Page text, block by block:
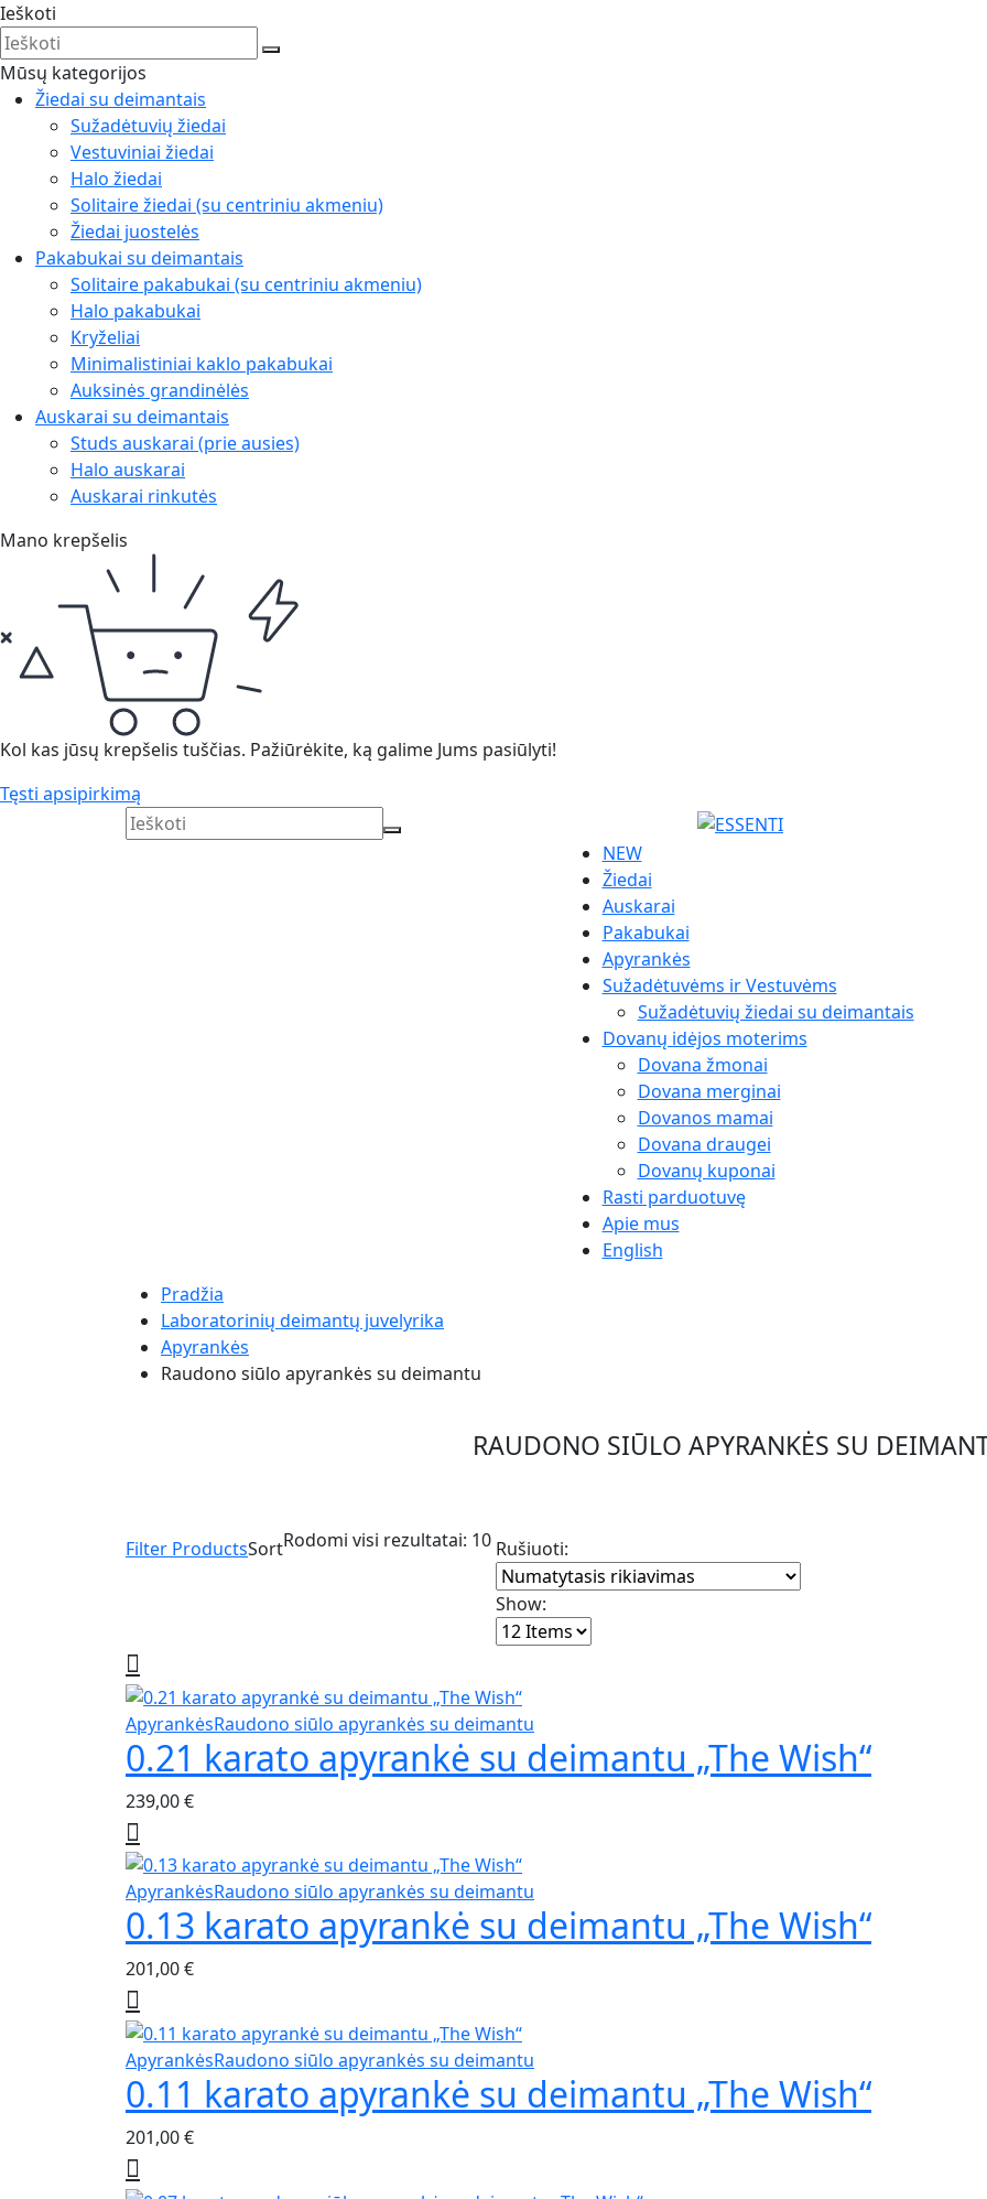
Ieškoti
Mūsų kategorijos
Žiedai su deimantais
Sužadėtuvių žiedai
Vestuviniai žiedai
Halo žiedai
Solitaire žiedai (su centriniu akmeniu)
Žiedai juostelės
Pakabukai su deimantais
Solitaire pakabukai (su centriniu akmeniu)
Halo pakabukai
Kryželiai
Minimalistiniai kaklo pakabukai
Auksinės grandinėlės
Auskarai su deimantais
Studs auskarai (prie ausies)
Halo auskarai
Auskarai rinkutės
Mano krepšelis
Kol kas jūsų krepšelis tuščias. Pažiūrėkite, ką galime Jums pasiūlyti!
Tęsti apsipirkimą
NEW
Žiedai
Auskarai
Pakabukai
Apyrankės
Sužadėtuvėms ir Vestuvėms
Sužadėtuvių žiedai su deimantais
Dovanų idėjos moterims
Dovana žmonai
Dovana merginai
Dovanos mamai
Dovana draugei
Dovanų kuponai
Rasti parduotuvę
Apie mus
English
Pradžia
Laboratorinių deimantų juvelyrika
Apyrankės
Raudono siūlo apyrankės su deimantu
RAUDONO SIŪLO APYRANKĖS SU
Filter ProductsSortRodomi visi rezultatai: 10 Rušiuoti:
Show:
ApyrankėsRaudono siūlo apyrankės su deimantu
0.21 karato apyrankė su deimantu „The Wish“
239,00€
ApyrankėsRaudono siūlo apyrankės su deimantu
0.13 karato apyrankė su deimantu „The Wish“
201,00€
ApyrankėsRaudono siūlo apyrankės su deimantu
0.11 karato apyrankė su deimantu „The Wish“
201,00€